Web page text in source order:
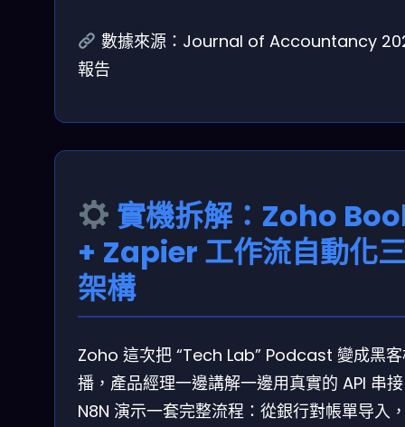
數據來源：Journal of Accountancy
報告
實機拆解：Zoho
+ Zapier 工作流自動化
架構
Zoho 這次把 “Tech Lab” Podcast 變成黑
播，產品經理一邊講解一邊用真實的 API 串接
N8N 演示一套完整流程：從銀行對帳單导入